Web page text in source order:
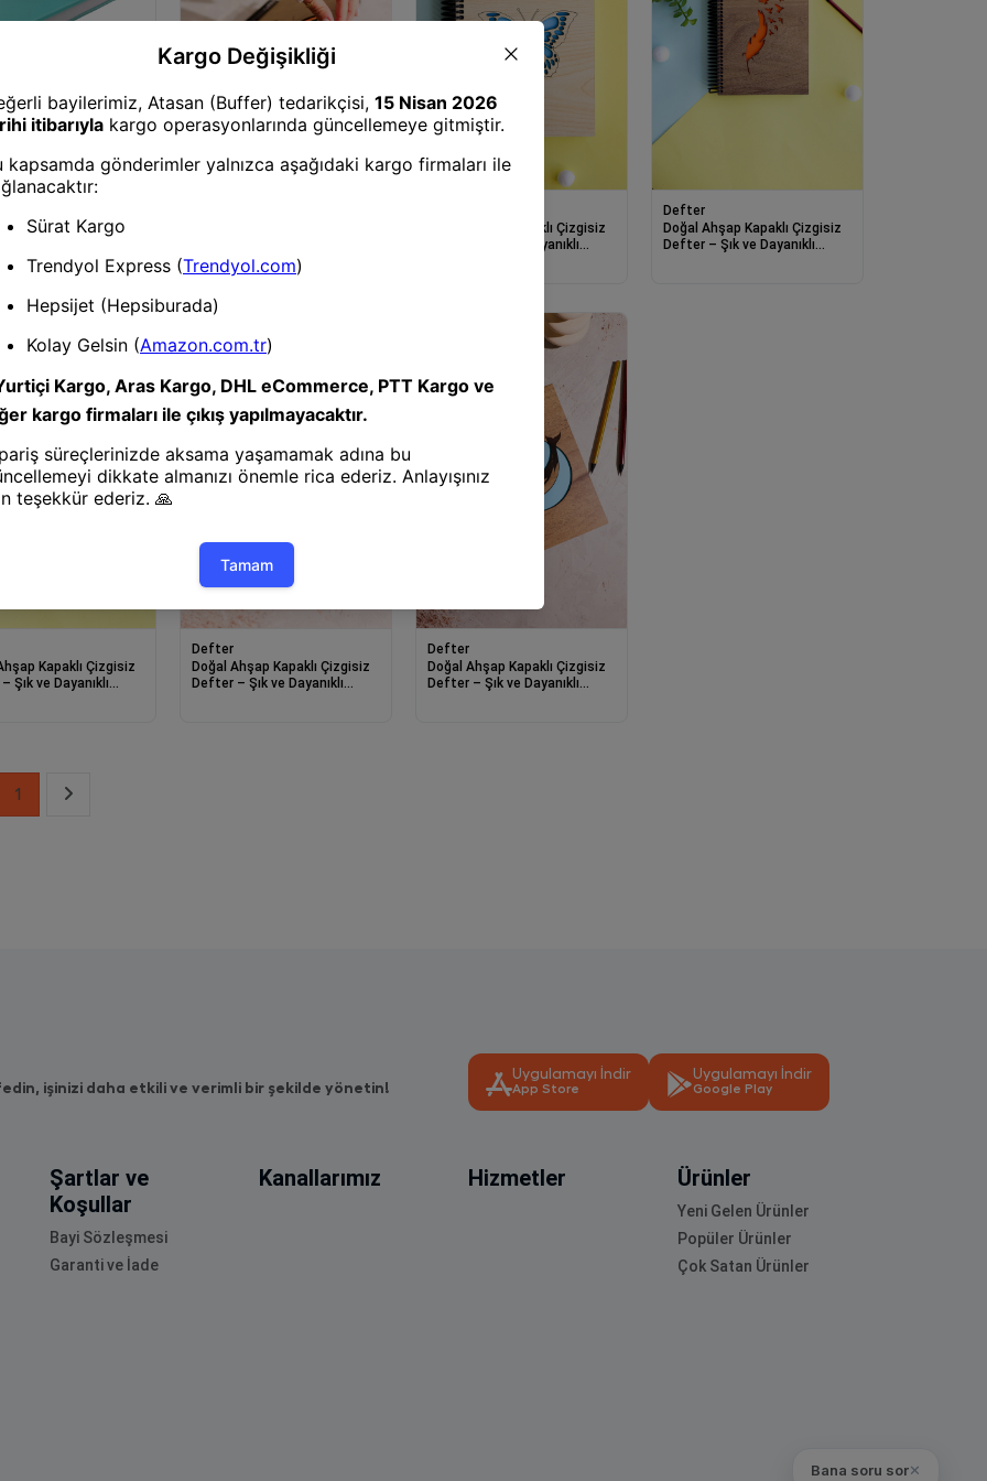
Bana soru sor✕
Özgür Kız Temalı
Kokulu Dekoratif
Anı Defteri
Tasarım
Doğal Ahşap Kapaklı Çizgisiz
Defter – Şık ve Dayanıklı
Defter
Doğal Ahşap Kapaklı Çizgisiz
Defter – Şık ve Dayanıklı
Kapaklı Çizgisiz
Şık ve Dayanıklı
Defter
Doğal Ahşap Kapaklı Çizgisiz
Defter – Şık ve Dayanıklı
Defter
Doğal Ahşap Kapaklı Çizgisiz
Defter – Şık ve Dayanıklı
1
işinizi daha etkili ve verimli bir şekilde yönetin!
Uygulamayı İndir
App Store
Uygulamayı İndir
Google Play
Şartlar ve
Koşullar
Bayi Sözleşmesi
Garanti ve İade
Kanallarımız Hizmetler Ürünler
Yeni Gelen Ürünler
Popüler Ürünler
Çok Satan Ürünler